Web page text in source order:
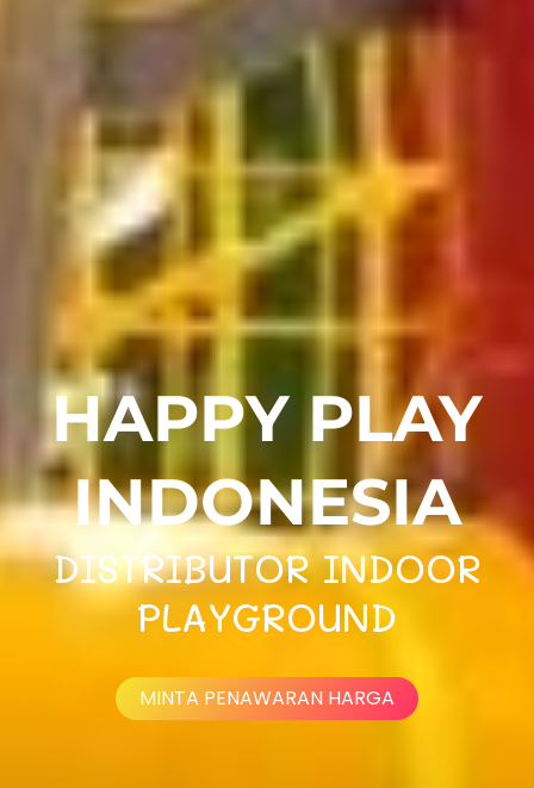
HAPPY PLAY
INDONESIA
DISTRIBUTOR INDOOR
PLAYGROUND
MINTA PENAWARAN HARGA